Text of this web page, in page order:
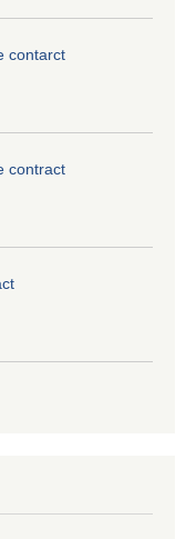
contarct
contract